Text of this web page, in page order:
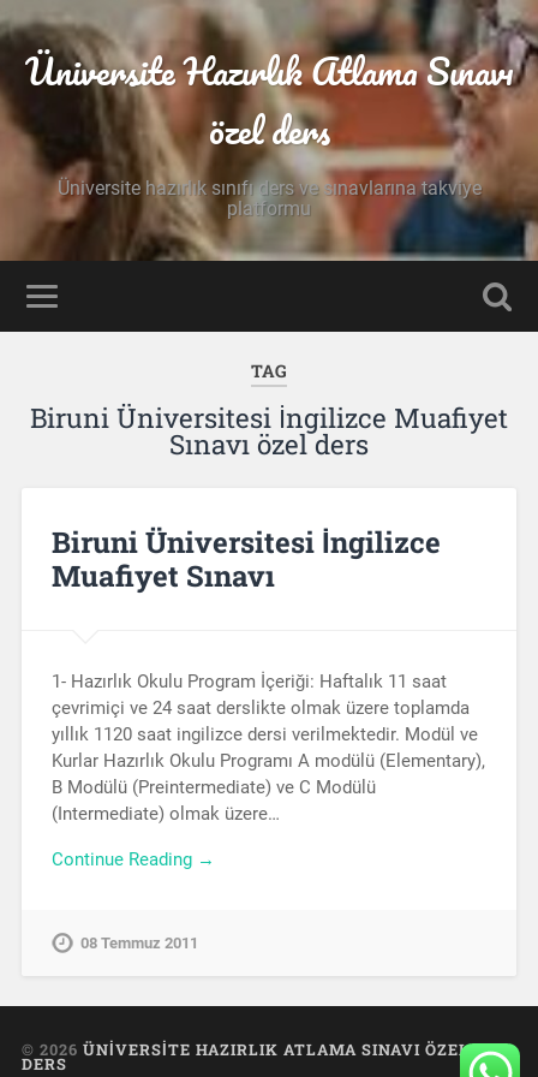
Üniversite Hazırlık Atlama Sınavı
özel ders
Üniversite hazırlık sınıfı ders ve sınavlarına takviye
platformu
TAG
Biruni Üniversitesi İngilizce Muafiyet
Sınavı özel ders
Biruni Üniversitesi İngilizce
Muafiyet Sınavı
1- Hazırlık Okulu Program İçeriği: Haftalık 11 saat
çevrimiçi ve 24 saat derslikte olmak üzere toplamda
yıllık 1120 saat ingilizce dersi verilmektedir. Modül ve
Kurlar Hazırlık Okulu Programı A modülü (Elementary),
B Modülü (Preintermediate) ve C Modülü
(Intermediate) olmak üzere…
Continue Reading →
08 Temmuz 2011
© 2026 ÜNIVERSITE HAZIRLIK ATLAMA SINAVI ÖZEL
DERS